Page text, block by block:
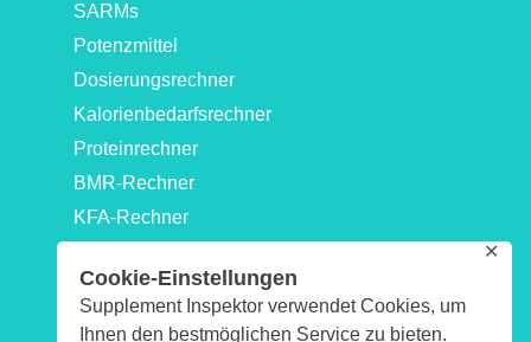
Cookie-Einstellungen
Supplement Inspektor verwendet Cookies, um
Ihnen den bestmöglichen Service zu bieten.
✕
SARMs
Potenzmittel
Dosierungsrechner
Kalorienbedarfsrechner
Proteinrechner
BMR-Rechner
KFA-Rechner
Kraftwerte-Rechner: 1RM & Maximalkraftrechner
Biologisches-Alter-Rechner